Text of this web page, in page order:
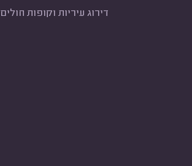
דירוג עיריות וקופות חולים